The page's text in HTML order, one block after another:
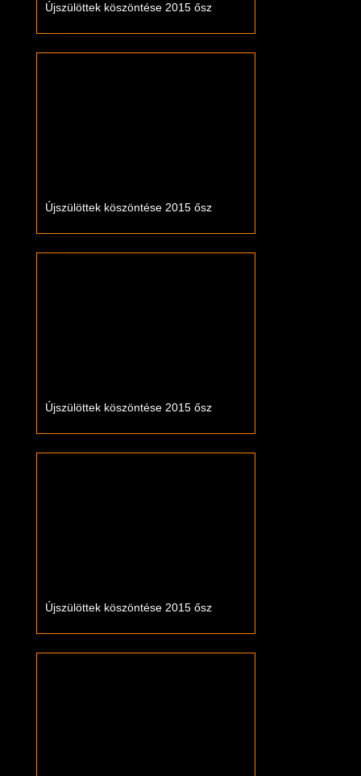
Újszülöttek köszöntése 2015 ősz
Újszülöttek köszöntése 2015 ősz
Újszülöttek köszöntése 2015 ősz
Újszülöttek köszöntése 2015 ősz